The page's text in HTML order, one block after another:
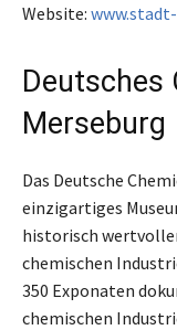
Website:
Deutsches
Merseburg
Das Deutsche
einzigartiges
historisch
chemischen
350 Exponaten
chemischen